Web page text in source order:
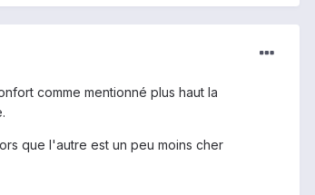
comme mentionné plus haut la
que l'autre est un peu moins cher